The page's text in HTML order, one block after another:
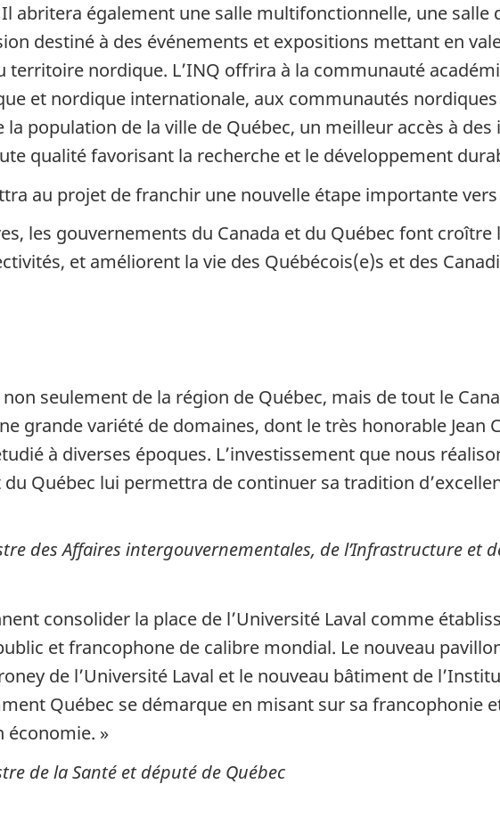
abritera également une salle multifonctionnelle, une salle
destiné à des événements et expositions mettant en
territoire nordique. L’INQ offrira à la communauté
et nordique internationale, aux communautés
la population de la ville de Québec, un meilleur accès à
qualité favorisant la recherche et le développement
au projet de franchir une nouvelle étape importante
les gouvernements du Canada et du Québec font croître
et améliorent la vie des Québécois(e)s et des
seulement de la région de Québec, mais de tout le
grande variété de domaines, dont le très honorable Jean
à diverses époques. L’investissement que nous
Québec lui permettra de continuer sa tradition
des Affaires intergouvernementales, de l’Infrastructure et
consolider la place de l’Université Laval comme
et francophone de calibre mondial. Le nouveau
de l’Université Laval et le nouveau bâtiment de
Québec se démarque en misant sur sa francophonie
économie. »
de la Santé et député de Québec